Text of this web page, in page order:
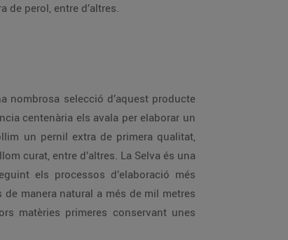
de perol, entre d’altres.
nombrosa selecció d’aquest producte
centenària els avala per elaborar un
un pernil extra de primera qualitat,
curat, entre d’altres. La Selva és una
els processos d’elaboració més
manera natural a més de mil metres
matèries primeres conservant unes